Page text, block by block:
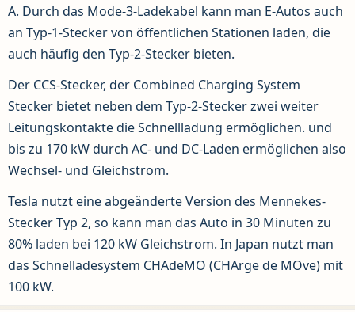
A. Durch das Mode-3-Ladekabel kann man E-Autos auch
an Typ-1-Stecker von öffentlichen Stationen laden, die
auch häufig den Typ-2-Stecker bieten.
Der CCS-Stecker, der Combined Charging System
Stecker bietet neben dem Typ-2-Stecker zwei weiter
Leitungskontakte die Schnellladung ermöglichen. und
bis zu 170 kW durch AC- und DC-Laden ermöglichen also
Wechsel- und Gleichstrom.
Tesla nutzt eine abgeänderte Version des Mennekes-
Stecker Typ 2, so kann man das Auto in 30 Minuten zu
80% laden bei 120 kW Gleichstrom. In Japan nutzt man
das Schnelladesystem CHAdeMO (CHArge de MOve) mit
100 kW.